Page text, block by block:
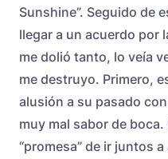
Sunshine”. Seguido de
llegar a un acuerdo por
me dolió tanto, lo veía
me destruyo. Primero,
alusión a su pasado
muy mal sabor de
“promesa” de ir juntos